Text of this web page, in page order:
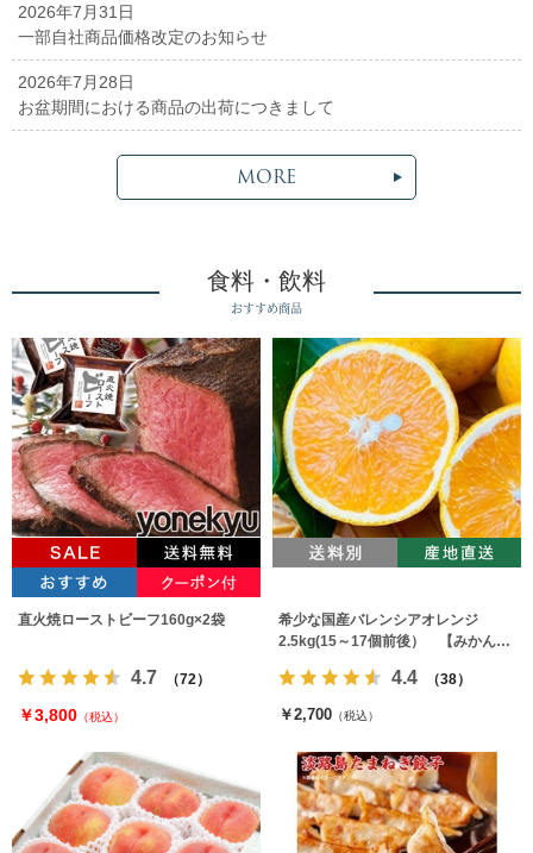
2026年7月31日
一部自社商品価格改定のお知らせ
2026年7月28日
お盆期間における商品の出荷につきまして
MORE
食料・飲料
おすすめ商品
直火焼ローストビーフ160g×2袋
4.7 （72）
￥3,800 （税込）
希少な国産バレンシアオレンジ
2.5kg(15～17個前後） 【みかんの
4.4 （38）
￥2,700 （税込）